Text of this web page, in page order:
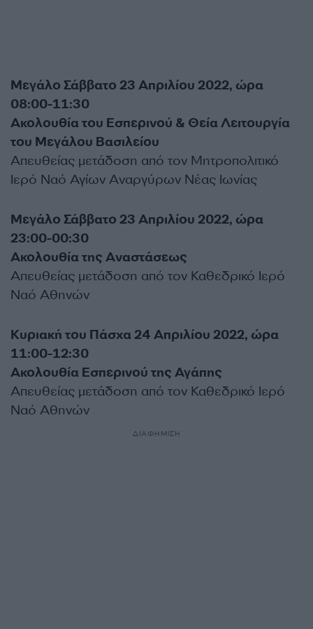
Μεγάλο Σάββατο 23 Απριλίου 2022, ώρα
08:00-11:30
Ακολουθία του Εσπερινού & Θεία Λειτουργία
του Μεγάλου Βασιλείου
Απευθείας μετάδοση από τον Μητροπολιτικό
Ιερό Ναό Αγίων Αναργύρων Νέας Ιωνίας
Μεγάλο Σάββατο 23 Απριλίου 2022, ώρα
23:00-00:30
Ακολουθία της Αναστάσεως
Απευθείας μετάδοση από τον Καθεδρικό Ιερό
Ναό Αθηνών
Κυριακή του Πάσχα 24 Απριλίου 2022, ώρα
11:00-12:30
Ακολουθία Εσπερινού της Αγάπης
Απευθείας μετάδοση από τον Καθεδρικό Ιερό
Ναό Αθηνών
ΔΙΑΦΗΜΙΣΗ